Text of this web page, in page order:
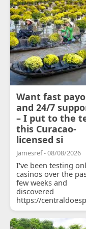
Want fast
and 24/7
– I put to the
this Curacao-
licensed si
Jamesref - 08/08/2026
I've been testing
casinos over the
few weeks and
discovered
https://